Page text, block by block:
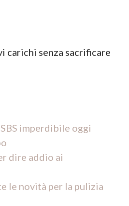
carichi senza sacrificare
imperdibile oggi
dire addio ai
le novità per la pulizia